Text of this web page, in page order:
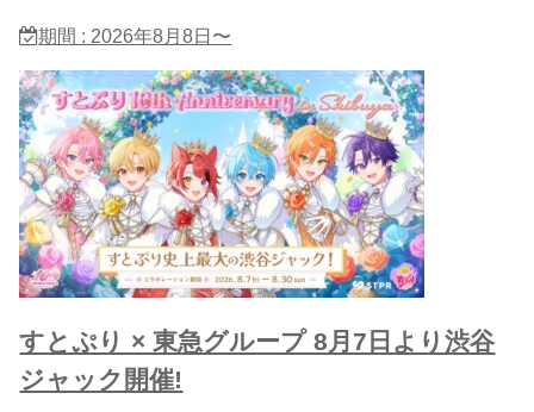
期間 : 2026年8月8日〜
すとぷり × 東急グループ 8月7日より渋谷
ジャック開催!